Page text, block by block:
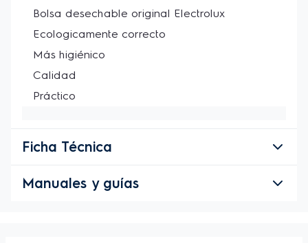
Bolsa desechable original Electrolux
Ecologicamente correcto
Más higiénico
Calidad
Práctico
Ficha Técnica
Manuales y guías